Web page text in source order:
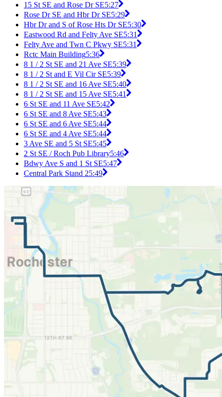
15 St SE and Rose Dr SE5:27
Rose Dr SE and Hbr Dr SE5:29
Hbr Dr and S of Rose Hts Dr SE5:30
Eastwood Rd and Felty Ave SE5:31
Felty Ave and Twn C Pkwy SE5:31
Rctc Main Building5:36
8 1 / 2 St SE and 21 Ave SE5:39
8 1 / 2 St and E Vil Cir SE5:39
8 1 / 2 St SE and 16 Ave SE5:40
8 1 / 2 St SE and 15 Ave SE5:41
6 St SE and 11 Ave SE5:42
6 St SE and 8 Ave SE5:43
6 St SE and 6 Ave SE5:44
6 St SE and 4 Ave SE5:44
3 Ave SE and 5 St SE5:45
2 St SE / Roch Pub Library5:46
Bdwy Ave S and 1 St SE5:47
Central Park Stand 25:49